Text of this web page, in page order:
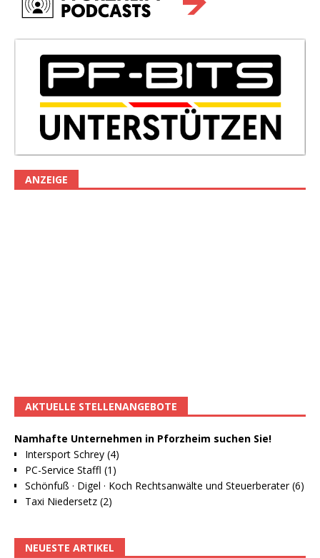
ANZEIGE
AKTUELLE STELLENANGEBOTE
Namhafte Unternehmen in Pforzheim suchen Sie!
Intersport Schrey (4)
PC-Service Staffl (1)
Schönfuß · Digel · Koch Rechtsanwälte und Steuerberater (6)
Taxi Niedersetz (2)
NEUESTE ARTIKEL